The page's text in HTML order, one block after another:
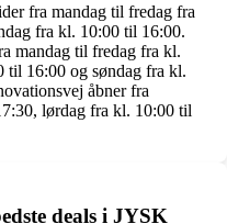
fra mandag til fredag fra
fra kl. 10:00 til 16:00.
mandag til fredag fra kl.
til 16:00 og søndag fra kl.
åbner fra
lørdag fra kl. 10:00 til
deals i JYSK